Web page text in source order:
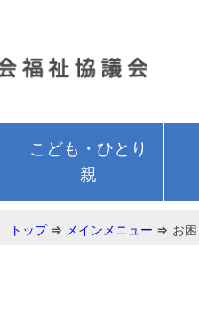
こども・ひとり
親
トップ⇒ メインメニュー ⇒ お